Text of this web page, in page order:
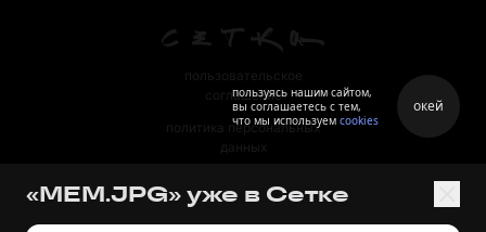
пользовательское
соглашение
политика персональных
данных
правила применения
«MEM.JPG» уже в Сетке
пользуясь нашим сайтом,
вы соглашаетесь с тем,
что мы используем cookies
окей